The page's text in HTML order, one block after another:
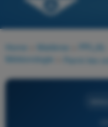
Home Matières
Météorologie